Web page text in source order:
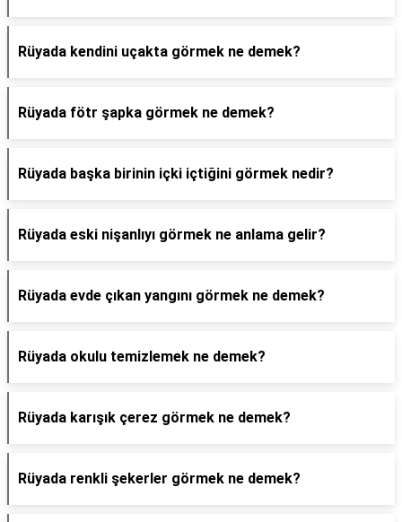
Rüyada kendini uçakta görmek ne demek?
Rüyada fötr şapka görmek ne demek?
Rüyada başka birinin içki içtiğini görmek nedir?
Rüyada eski nişanlıyı görmek ne anlama gelir?
Rüyada evde çıkan yangını görmek ne demek?
Rüyada okulu temizlemek ne demek?
Rüyada karışık çerez görmek ne demek?
Rüyada renkli şekerler görmek ne demek?